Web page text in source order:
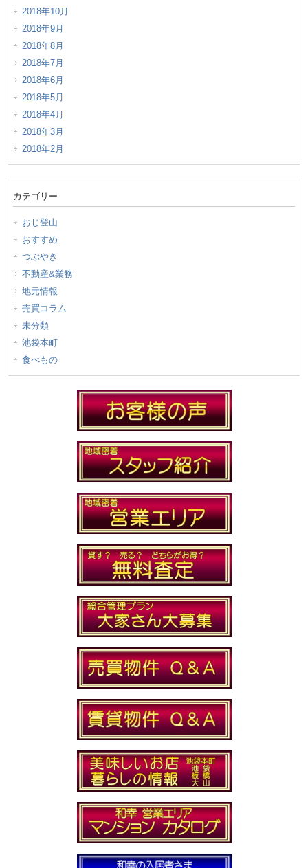
2018年10月
2018年9月
2018年8月
2018年7月
2018年6月
2018年5月
2018年4月
2018年3月
2018年2月
カテゴリー
おじ登山
おすすめ
つぶやき
不動産&業務
地元情報
売買コラム
未分類
池袋本町
食べもの